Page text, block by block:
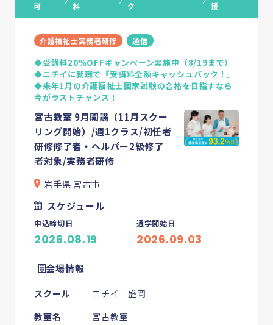
可
料
ク
援
介護福祉士実務者研修 通信
◆受講料20％OFFキャンペーン実施中（8/19まで）
◆ニチイに就職で『受講料全額キャッシュバック！』
◆来年1月の介護福祉士国家試験の合格を目指すなら
今がラストチャンス！
宮古教室 9月開講（11月スクー
リング開始）/週1クラス/初任者
研修修了者・ヘルパー2級修了
者対象/実務者研修
岩手県 宮古市
スケジュール
申込締切日
2026.08.19
通学開始日
2026.09.03
会場情報
スクール
ニチイ 盛岡
教室名
宮古教室